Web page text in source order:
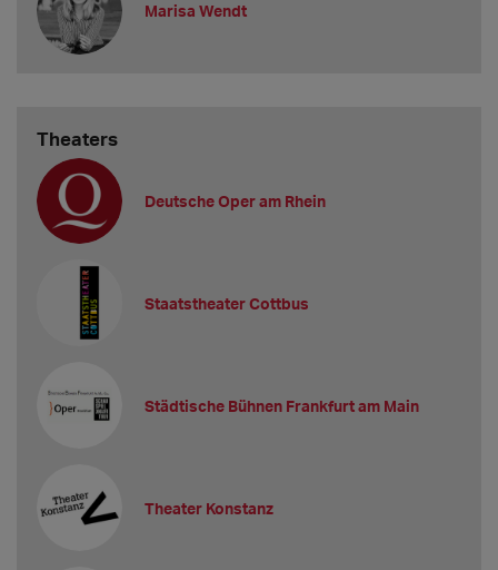
Marisa Wendt
Theaters
Deutsche Oper am Rhein
Staatstheater Cottbus
Städtische Bühnen Frankfurt am Main
Theater Konstanz